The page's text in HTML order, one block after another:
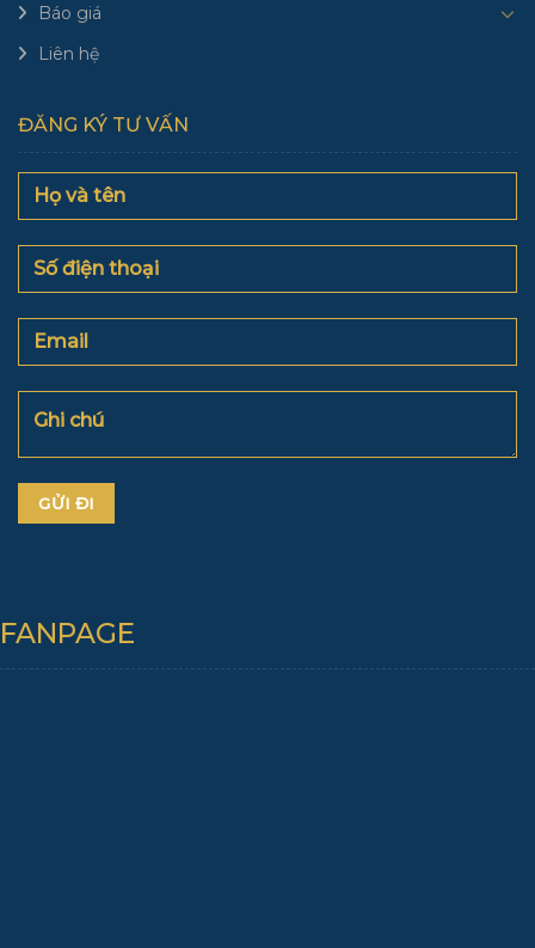
Báo giá
Liên hệ
ĐĂNG KÝ TƯ VẤN
FANPAGE